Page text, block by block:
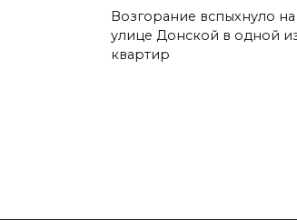
Возгорание вспыхнуло на
улице Донской в одной
квартир